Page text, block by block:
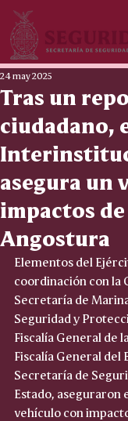
Tras un
ciudadano,
asegura un
impactos
Angostura
24 may 2025
Elementos del
coordinación con la
Secretaría de
Seguridad y
Fiscalía General de
Fiscalía General del
Secretaría de
Estado, aseguraron
vehículo con